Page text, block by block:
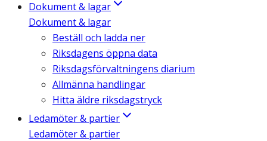
Dokument & lagar
Dokument & lagar
Beställ och ladda ner
Riksdagens öppna data
Riksdagsförvaltningens diarium
Allmänna handlingar
Hitta äldre riksdagstryck
Ledamöter & partier
Ledamöter & partier